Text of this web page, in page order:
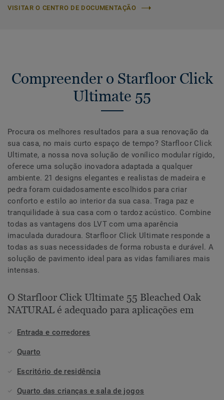
VISITAR O CENTRO DE DOCUMENTAÇÃO
Compreender o Starfloor Click
Ultimate 55
Procura os melhores resultados para a sua renovação da
sua casa, no mais curto espaço de tempo? Starfloor Click
Ultimate, a nossa nova solução de vonílico modular rígido,
oferece uma solução inovadora adaptada a qualquer
ambiente. 21 designs elegantes e realistas de madeira e
pedra foram cuidadosamente escolhidos para criar
conforto e estilo ao interior da sua casa. Traga paz e
tranquilidade à sua casa com o tardoz acústico. Combine
todas as vantagens dos LVT com uma aparência
imaculada duradoura. Starfloor Click Ultimate responde a
todas as suas necessidades de forma robusta e durável. A
solução de pavimento ideal para as vidas familiares mais
intensas.
O Starfloor Click Ultimate 55 Bleached Oak
NATURAL é adequado para aplicações em
Entrada e corredores
Quarto
Escritório de residência
Quarto das crianças e sala de jogos